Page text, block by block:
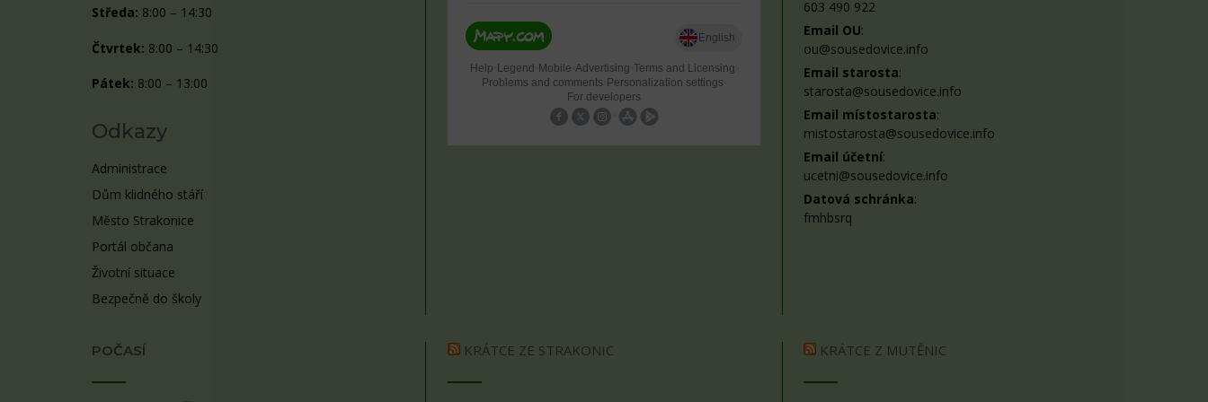
Středa: 8:00 – 14:30
Čtvrtek: 8:00 – 14:30
Pátek: 8:00 – 13:00
Odkazy
Administrace
Dům klidného stáří
Město Strakonice
Portál občana
Životní situace
Bezpečně do školy
603 490 922
Email OU:
ou@sousedovice.info
Email starosta:
starosta@sousedovice.info
Email místostarosta:
mistostarosta@sousedovice.info
Email účetní:
ucetni@sousedovice.info
Datová schránka:
fmhbsrq
POČASÍ KRÁTCE ZE STRAKONIC KRÁTCE Z MUTĚNIC